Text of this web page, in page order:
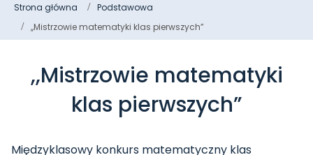
Strona główna
Podstawowa
,,Mistrzowie matematyki klas pierwszych”
,,Mistrzowie matematyki
klas pierwszych”
Międzyklasowy konkurs matematyczny klas